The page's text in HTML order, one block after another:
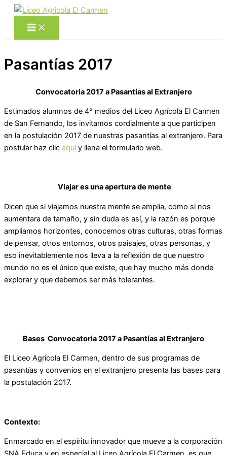
contenido
Pasantías 2017
Convocatoria 2017 a Pasantías al Extranjero
Estimados alumnos de 4° medios del Liceo Agrícola El Carmen
de San Fernando, los invitamos cordialmente a que participen
en la postulación 2017 de nuestras pasantías al extranjero. Para
postular haz clic aquíy llena el formulario web.
Viajar es una apertura de mente
Dicen que si viajamos nuestra mente se amplia, como si nos
aumentara de tamaño, y sin duda es así, y la razón es porque
ampliamos horizontes, conocemos otras culturas, otras formas
de pensar, otros entornos, otros paisajes, otras personas, y
eso inevitablemente nos lleva a la reflexión de que nuestro
mundo no es el único que existe, que hay mucho más donde
explorar y que debemos ser más tolerantes.
Bases Convocatoria 2017 a Pasantías al Extranjero
El Liceo Agrícola El Carmen, dentro de sus programas de
pasantías y convenios en el extranjero presenta las bases para
la postulación 2017.
Contexto:
Enmarcado en el espíritu innovador que mueve a la corporación